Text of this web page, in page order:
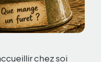
chez soi